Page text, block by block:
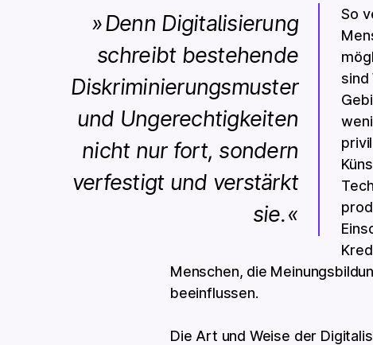
Denn Digitalisierung
schreibt bestehende
Diskriminierungsmuster
und Ungerechtigkeiten
nicht nur fort, sondern
verfestigt und verstärkt
sie.
So
sind
Menschen, die
beeinflussen.
Die Art und Weise der